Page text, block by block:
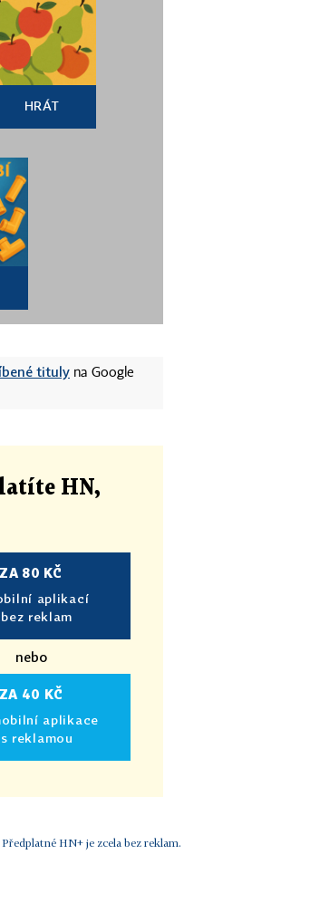
HRÁT
tituly na Google
HN,
ZA 80 KČ
aplikací
reklam
nebo
ZA 40 KČ
aplikace
reklamou
Předplatné HN+ je zcela bez reklam.